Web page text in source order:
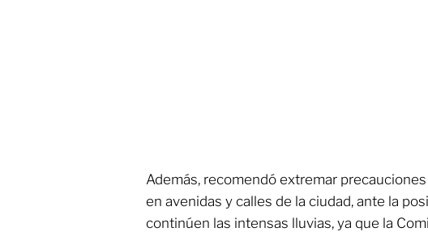
Además, recomendó extremar
en avenidas y calles de la ciudad, ante la
continúen las intensas lluvias, ya que la